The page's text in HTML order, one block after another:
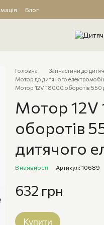
Блог
Головна
Запчастини до
Мотор до дитячого
Мотор 12V 18000 оборотів 550
Мотор 12V
оборотів
дитячого
В наявності Артикул: 10689
632 грн
Купити